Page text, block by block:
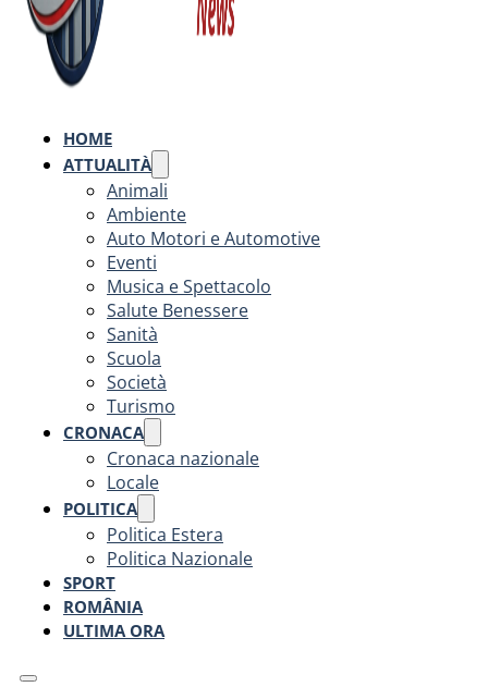
HOME
ATTUALITÀ
Animali
Ambiente
Auto Motori e Automotive
Eventi
Musica e Spettacolo
Salute Benessere
Sanità
Scuola
Società
Turismo
CRONACA
Cronaca nazionale
Locale
POLITICA
Politica Estera
Politica Nazionale
SPORT
ROMÂNIA
ULTIMA ORA